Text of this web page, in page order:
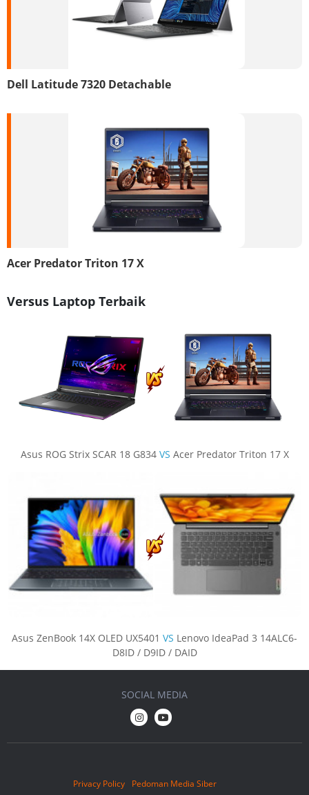
Dell Latitude 7320 Detachable
Acer Predator Triton 17 X
Versus Laptop Terbaik
Asus ROG Strix SCAR 18 G834 VS Acer Predator Triton 17 X
Asus ZenBook 14X OLED UX5401 VS Lenovo IdeaPad 3 14ALC6-
D8ID / D9ID / DAID
Privacy Policy Pedoman Media Siber
SOCIAL MEDIA